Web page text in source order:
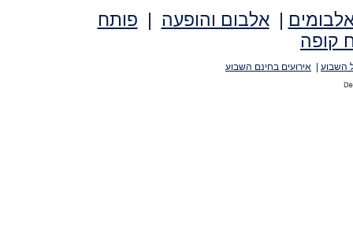
|אלבום והופעה | פותח
קופה
השבוע אירועים בחינם השבוע